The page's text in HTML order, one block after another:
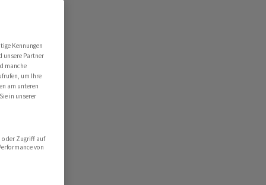
Kennungen
unsere Partner
manche
um Ihre
am unteren
in unserer
oder Zugriff auf
von